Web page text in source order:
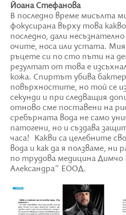
Йоана Стефанова
В последно време мисълта
фокусирана върху това
последно, дали
очите, носа или устата.
ръцете си по сто пъти на
резултат от това е
кожа. Спиртът убива
повърхностите, но той се
секунди и при следващия
отново сме поставени на
сребърната вода не само
патогени, но и създава
часа! Какви са целебните
вода и как да я ползваме, ни
по трудова медицина
Александра” ЕООД.